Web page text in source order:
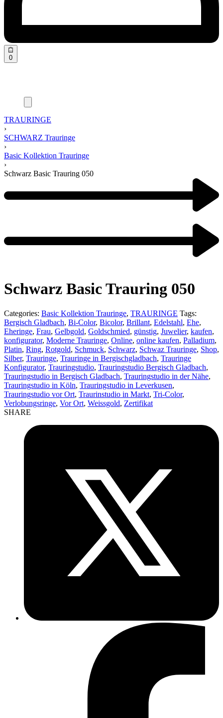
0
TRAURINGE
›
SCHWARZ Trauringe
›
Basic Kollektion Trauringe
›
Schwarz Basic Trauring 050
navigation
Schwarz Basic Trauring 050
Categories: Basic Kollektion Trauringe, TRAURINGE Tags:
Bergisch Gladbach, Bi-Color, Bicolor, Brillant, Edelstahl, Ehe,
Eheringe, Frau, Gelbgold, Goldschmied, günstig, Juwelier, kaufen,
konfigurator, Moderne Trauringe, Online, online kaufen, Palladium,
Platin, Ring, Rotgold, Schmuck, Schwarz, Schwaz Trauringe, Shop,
Silber, Trauringe, Trauringe in Bergischgladbach, Trauringe
Konfigurator, Trauringstudio, Trauringstudio Bergisch Gladbach,
Trauringstudio in Bergisch Gladbach, Trauringstudio in der Nähe,
Trauringstudio in Köln, Trauringstudio in Leverkusen,
Trauringstudio vor Ort, Traurinstudio in Markt, Tri-Color,
Verlobungsringe, Vor Ort, Weissgold, Zertifikat
SHARE